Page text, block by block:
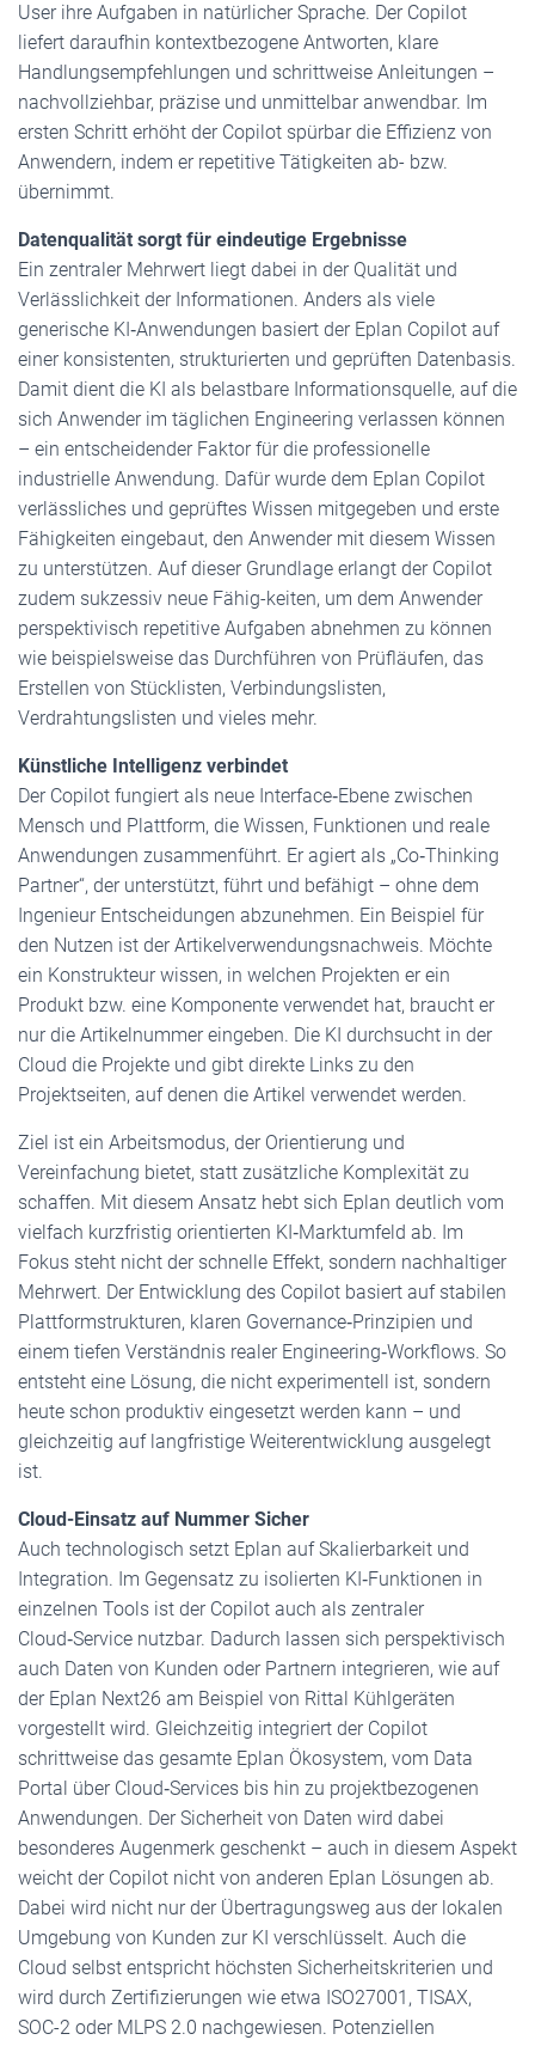
User ihre Aufgaben in natürlicher Sprache. Der Copilot
liefert daraufhin kontextbezogene Antworten, klare
Handlungsempfehlungen und schrittweise Anleitungen –
nachvollziehbar, präzise und unmittelbar anwendbar. Im
ersten Schritt erhöht der Copilot spürbar die Effizienz von
Anwendern, indem er repetitive Tätigkeiten ab- bzw.
übernimmt.
Datenqualität sorgt für eindeutige Ergebnisse
Ein zentraler Mehrwert liegt dabei in der Qualität und
Verlässlichkeit der Informationen. Anders als viele
generische KI‑Anwendungen basiert der Eplan Copilot auf
einer konsistenten, strukturierten und geprüften Datenbasis.
Damit dient die KI als belastbare Informationsquelle, auf die
sich Anwender im täglichen Engineering verlassen können
– ein entscheidender Faktor für die professionelle
industrielle Anwendung. Dafür wurde dem Eplan Copilot
verlässliches und geprüftes Wissen mitgegeben und erste
Fähigkeiten eingebaut, den Anwender mit diesem Wissen
zu unterstützen. Auf dieser Grundlage erlangt der Copilot
zudem sukzessiv neue Fähig-keiten, um dem Anwender
perspektivisch repetitive Aufgaben abnehmen zu können
wie beispielsweise das Durchführen von Prüfläufen, das
Erstellen von Stücklisten, Verbindungslisten,
Verdrahtungslisten und vieles mehr.
Künstliche Intelligenz verbindet
Der Copilot fungiert als neue Interface‑Ebene zwischen
Mensch und Plattform, die Wissen, Funktionen und reale
Anwendungen zusammenführt. Er agiert als „Co‑Thinking
Partner“, der unterstützt, führt und befähigt – ohne dem
Ingenieur Entscheidungen abzunehmen. Ein Beispiel für
den Nutzen ist der Artikelverwendungsnachweis. Möchte
ein Konstrukteur wissen, in welchen Projekten er ein
Produkt bzw. eine Komponente verwendet hat, braucht er
nur die Artikelnummer eingeben. Die KI durchsucht in der
Cloud die Projekte und gibt direkte Links zu den
Projektseiten, auf denen die Artikel verwendet werden.
Ziel ist ein Arbeitsmodus, der Orientierung und
Vereinfachung bietet, statt zusätzliche Komplexität zu
schaffen. Mit diesem Ansatz hebt sich Eplan deutlich vom
vielfach kurzfristig orientierten KI‑Marktumfeld ab. Im
Fokus steht nicht der schnelle Effekt, sondern nachhaltiger
Mehrwert. Der Entwicklung des Copilot basiert auf stabilen
Plattformstrukturen, klaren Governance‑Prinzipien und
einem tiefen Verständnis realer Engineering‑Workflows. So
entsteht eine Lösung, die nicht experimentell ist, sondern
heute schon produktiv eingesetzt werden kann – und
gleichzeitig auf langfristige Weiterentwicklung ausgelegt
ist.
Cloud-Einsatz auf Nummer Sicher
Auch technologisch setzt Eplan auf Skalierbarkeit und
Integration. Im Gegensatz zu isolierten KI‑Funktionen in
einzelnen Tools ist der Copilot auch als zentraler
Cloud‑Service nutzbar. Dadurch lassen sich perspektivisch
auch Daten von Kunden oder Partnern integrieren, wie auf
der Eplan Next26 am Beispiel von Rittal Kühlgeräten
vorgestellt wird. Gleichzeitig integriert der Copilot
schrittweise das gesamte Eplan Ökosystem, vom Data
Portal über Cloud‑Services bis hin zu projektbezogenen
Anwendungen. Der Sicherheit von Daten wird dabei
besonderes Augenmerk geschenkt – auch in diesem Aspekt
weicht der Copilot nicht von anderen Eplan Lösungen ab.
Dabei wird nicht nur der Übertragungsweg aus der lokalen
Umgebung von Kunden zur KI verschlüsselt. Auch die
Cloud selbst entspricht höchsten Sicherheitskriterien und
wird durch Zertifizierungen wie etwa ISO27001, TISAX,
SOC-2 oder MLPS 2.0 nachgewiesen. Potenziellen